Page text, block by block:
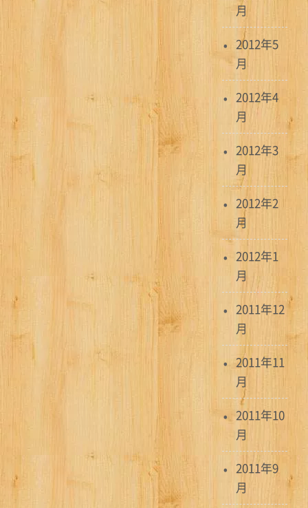
月
2012年5
月
2012年4
月
2012年3
月
2012年2
月
2012年1
月
2011年12
月
2011年11
月
2011年10
月
2011年9
月